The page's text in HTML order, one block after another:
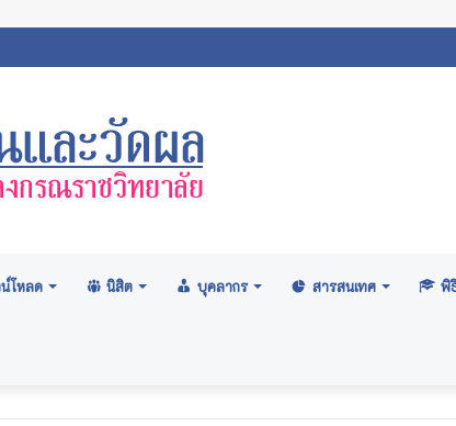
นิสิตมหาวิทยาลัยมหาจุฬาลงกรณราชวิทยาลัย 2569
โหลด นิสิต บุคลากร สารสนเทศ พิ